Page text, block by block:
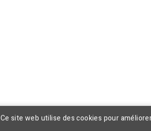
Ce site web utilise des cookies pour